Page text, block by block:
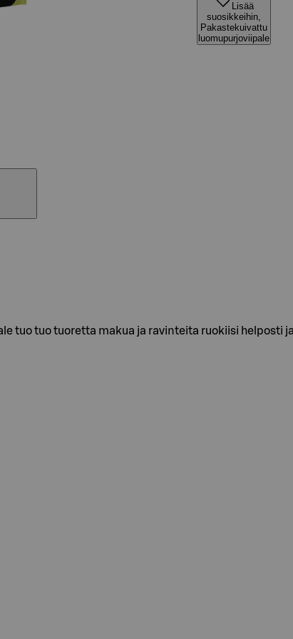
Lisää
suosikkeihin,
Pakastekuivattu
luomupurjoviipale
tuo tuo tuoretta makua ja ravinteita ruokiisi helposti